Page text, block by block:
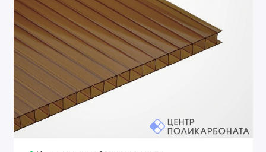
2R 5-6 лет
Производитель
Сэлмакс Групп,
Беларусь
Защита от ультрафиолета
Двойная, стабилизатор в
структуре и напылённый
слой
Толщина UV слоя
40 микрон
Защитная плёнка
Крепление
На термошайбы
развёрнутом виде